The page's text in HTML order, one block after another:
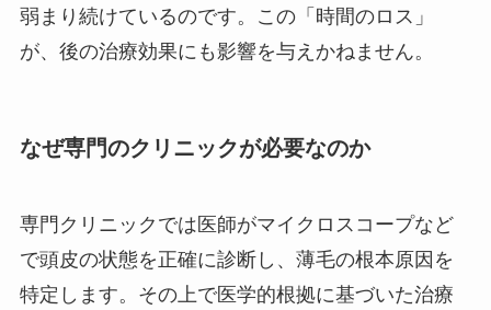
弱まり続けているのです。この「時間のロス」
が、後の治療効果にも影響を与えかねません。
なぜ専門のクリニックが必要なのか
専門クリニックでは医師がマイクロスコープなど
で頭皮の状態を正確に診断し、薄毛の根本原因を
特定します。その上で医学的根拠に基づいた治療